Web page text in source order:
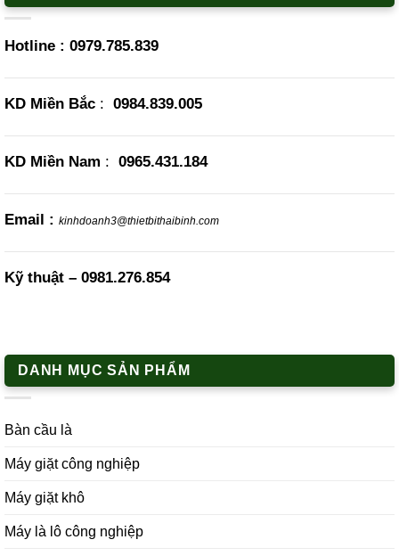
Hotline : 0979.785.839
KD Miền Bắc : 0984.839.005
KD Miền Nam : 0965.431.184
Email : kinhdoanh3@thietbithaibinh.com
Kỹ thuật – 0981.276.854
DANH MỤC SẢN PHẨM
Bàn cầu là
Máy giặt công nghiệp
Máy giặt khô
Máy là lô công nghiệp